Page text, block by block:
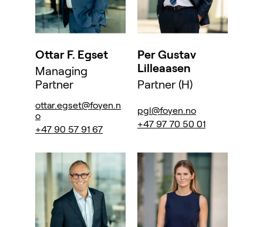
Ottar F. Egset
Managing
Partner
ottar.egset@foyen.n
o
+47 90 57 91 67
Per Gustav
Lilleaasen
Partner (H)
pgl@foyen.no
+47 97 70 50 01